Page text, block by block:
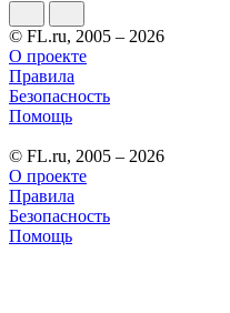
© FL.ru, 2005 – 2026
О проекте
Правила
Безопасность
Помощь
© FL.ru, 2005 – 2026
О проекте
Правила
Безопасность
Помощь